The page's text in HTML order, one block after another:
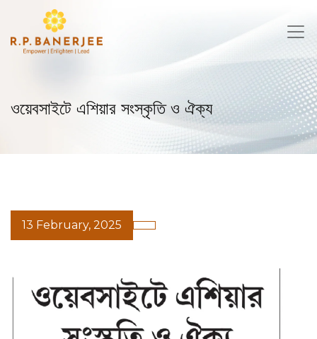
content
ওয়েবসাইটে এশিয়ার সংস্কৃতি ও ঐক্য
13 February, 2025